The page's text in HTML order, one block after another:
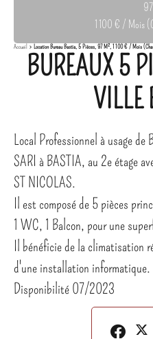
1 100 € / Mois
Accueil Location Bureau Bastia, 5 Pièces, 97 M², 1 100 € / Mois
BUREAUX 5
VILLE
Local Professionnel à usage
SARI à BASTIA, au 2e étage
ST NICOLAS.
Il est composé de 5 pièces
1 WC, 1 Balcon, pour une
Il bénéficie de la climatisation
d'une installation informatique.
Disponibilité 07/2023